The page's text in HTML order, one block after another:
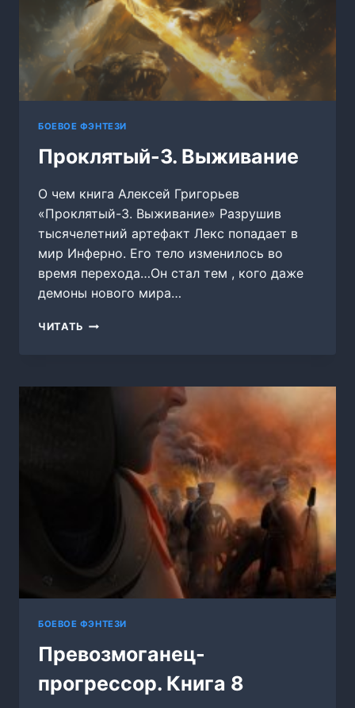
БОЕВОЕ ФЭНТЕЗИ
Проклятый-3. Выживание
О чем книга Алексей Григорьев
«Проклятый-3. Выживание» Разрушив
тысячелетний артефакт Лекс попадает в
мир Инферно. Его тело изменилось во
время перехода…Он стал тем , кого даже
демоны нового мира…
ЧИТАТЬ ПРОКЛЯТЫЙ-3.
БОЕВОЕ ФЭНТЕЗИ
Превозмоганец-
прогрессор. Книга 8